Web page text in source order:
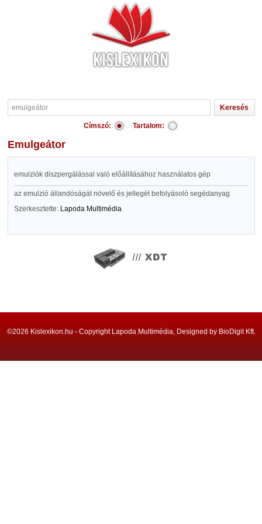
Címszó: Tartalom:
emulgeátor
emulziók diszpergálással való előállításához használatos gép
az emulzió állandóságát növelő és jellegét befolyásoló segédanyag
Szerkesztette: Lapoda Multimédia
©2026 Kislexikon.hu - Copyright Lapoda Multimédia, Designed by BioDigit Kft.